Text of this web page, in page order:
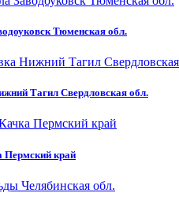
Тюменская обл.
Тагил Свердловская обл.
Пермский край